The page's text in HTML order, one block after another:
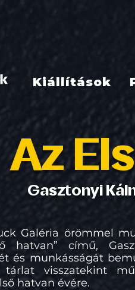
Kiállítások
Az
Gasztonyi
Galéria örömmel
hatvan” című,
és munkásságát
visszatekint
hatvan évére.